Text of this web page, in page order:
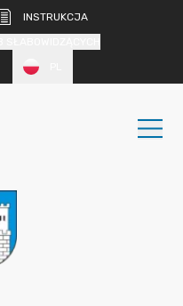
INSTRUKCJA